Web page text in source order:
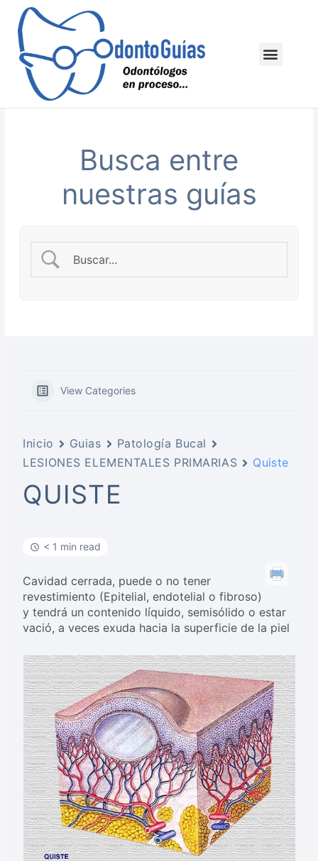
contenido
Menu
Busca entre
nuestras guías
View Categories
Inicio Guias
Patología Bucal
LESIONES ELEMENTALES PRIMARIAS
Quiste
QUISTE
< 1 min read
Cavidad cerrada, puede o no tener
revestimiento (Epitelial, endotelial o fibroso)
y tendrá un contenido líquido, semisólido o estar
vació, a veces exuda hacia la superficie de la piel